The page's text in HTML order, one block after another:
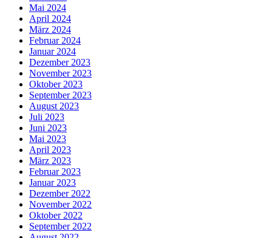
Mai 2024
April 2024
März 2024
Februar 2024
Januar 2024
Dezember 2023
November 2023
Oktober 2023
September 2023
August 2023
Juli 2023
Juni 2023
Mai 2023
April 2023
März 2023
Februar 2023
Januar 2023
Dezember 2022
November 2022
Oktober 2022
September 2022